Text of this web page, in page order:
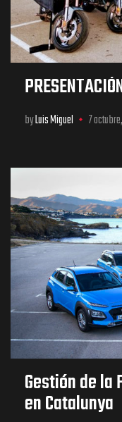
byLuis Miguel 7
Gestión de la
en Catalunya